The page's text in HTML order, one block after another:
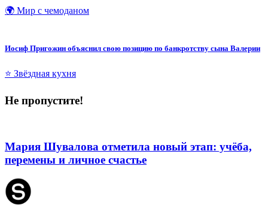
🌍 Мир с чемоданом
Иосиф Пригожин объяснил свою позицию по банкротству сына Валерии
⭐ Звёздная кухня
Не пропустите!
Мария Шувалова отметила новый этап: учёба,
перемены и личное счастье